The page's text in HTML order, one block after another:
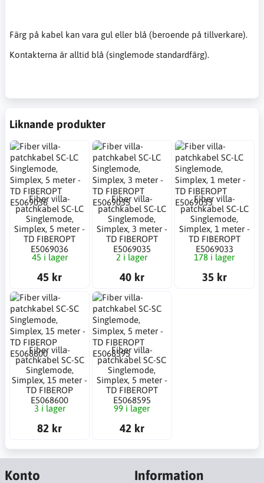
Färg på kabel kan vara gul eller blå (beroende på tillverkare).
Kontakterna är alltid blå (singlemode standardfärg).
Liknande produkter
Fiber villa-
patchkabel SC-LC
Singlemode,
Simplex, 5 meter -
TD FIBEROPT
E5069036
45 i lager
45 kr
Fiber villa-
patchkabel SC-LC
Singlemode,
Simplex, 3 meter -
TD FIBEROPT
E5069035
2 i lager
40 kr
Fiber villa-
patchkabel SC-LC
Singlemode,
Simplex, 1 meter -
TD FIBEROPT
E5069033
178 i lager
35 kr
Fiber villa-
patchkabel SC-SC
Singlemode,
Simplex, 15 meter -
TD FIBEROP
E5068600
3 i lager
82 kr
Fiber villa-
patchkabel SC-SC
Singlemode,
Simplex, 5 meter -
TD FIBEROPT
E5068595
99 i lager
42 kr
Konto Information